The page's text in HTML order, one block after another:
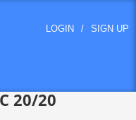
LOGIN / SIGN UP
20/20